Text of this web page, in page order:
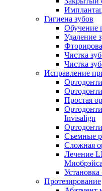
Гигиена зубов
Обучение
Удаление
Чистка
Чистка
Исправление
Простая
Invisalign
Съемные
Сложная
Лечение
Миобрэйса
Установка
Протезирование